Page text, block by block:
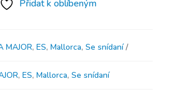
Přidat k oblíbeným
MAJOR, ES, Mallorca, Se snídaní
, ES, Mallorca, Se snídaní